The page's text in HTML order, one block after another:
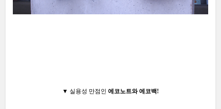
▼ 실용성 만점인 에코노트와 에코백!